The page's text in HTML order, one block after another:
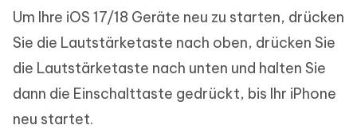
Um Ihre iOS 17/18 Geräte neu zu starten, drücken
Sie die Lautstärketaste nach oben, drücken Sie
die Lautstärketaste nach unten und halten Sie
dann die Einschalttaste gedrückt, bis Ihr iPhone
neu startet.